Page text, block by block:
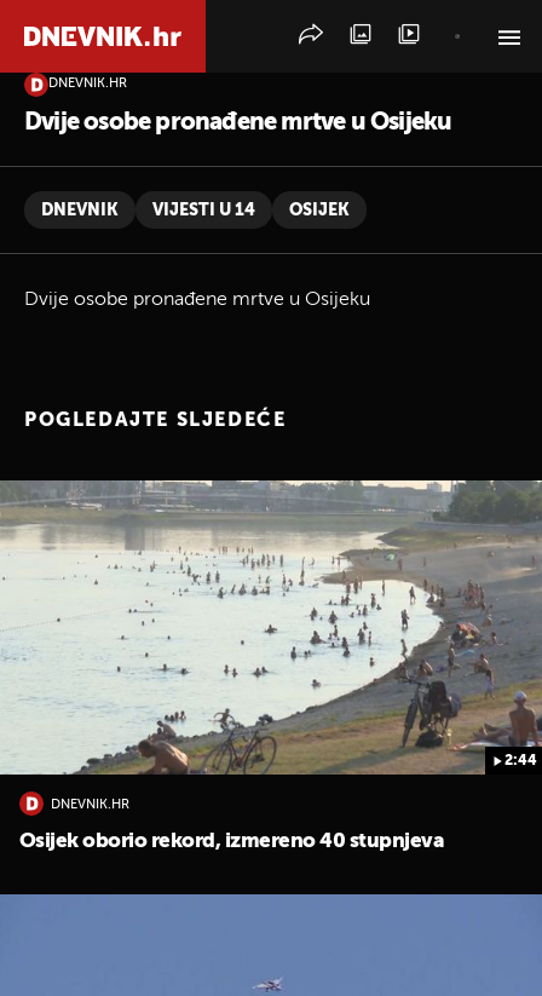
DNEVNIK.HR
Dvije osobe pronađene mrtve u Osijeku
DNEVNIK VIJESTI U 14 OSIJEK
Dvije osobe pronađene mrtve u Osijeku
POGLEDAJTE SLJEDEĆE
2:44
DNEVNIK.HR
Osijek oborio rekord, izmereno 40 stupnjeva
PRETRAŽITE VIJESTI